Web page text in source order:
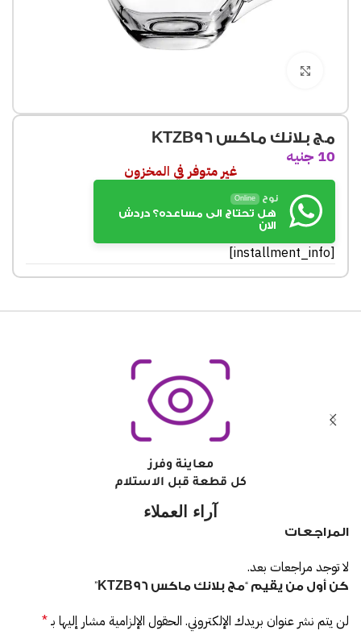
مج بلانك ماكس KTZB96
10 جنيه
غير متوفر في المخزون
نوح Online
هل تحتاج الى مساعده؟ دردش
الان
[installment_info]
معاينة وفرز
كل قطعة قبل الاستلام
آراء العملاء
المراجعات
لا توجد مراجعات بعد.
كن أول من يقيم “مج بلانك ماكس KTZB96”
لن يتم نشر عنوان بريدك الإلكتروني. الحقول الإلزامية مشار إليها بـ*